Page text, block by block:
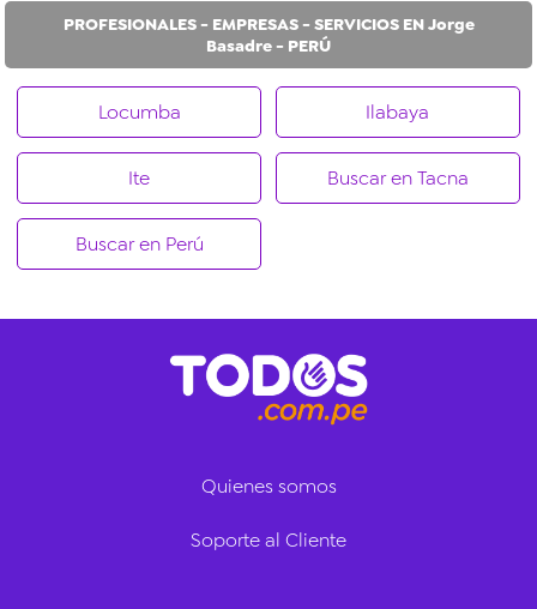
PROFESIONALES - EMPRESAS - SERVICIOS EN Jorge
Basadre - PERÚ
Locumba Ilabaya
Ite Buscar en Tacna
Buscar en Perú
Quienes somos
Soporte al Cliente